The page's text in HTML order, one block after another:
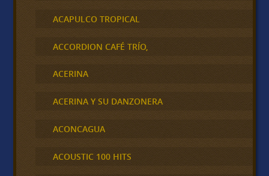
ACAPULCO TROPICAL
ACCORDION CAFÉ TRÍO,
ACERINA
ACERINA Y SU DANZONERA
ACONCAGUA
ACOUSTIC 100 HITS